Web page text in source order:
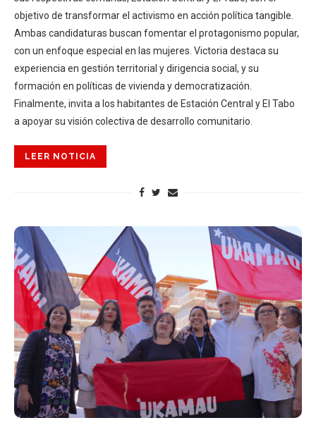
objetivo de transformar el activismo en acción política tangible.
Ambas candidaturas buscan fomentar el protagonismo popular,
con un enfoque especial en las mujeres. Victoria destaca su
experiencia en gestión territorial y dirigencia social, y su
formación en políticas de vivienda y democratización.
Finalmente, invita a los habitantes de Estación Central y El Tabo
a apoyar su visión colectiva de desarrollo comunitario.
LEER NOTICIA